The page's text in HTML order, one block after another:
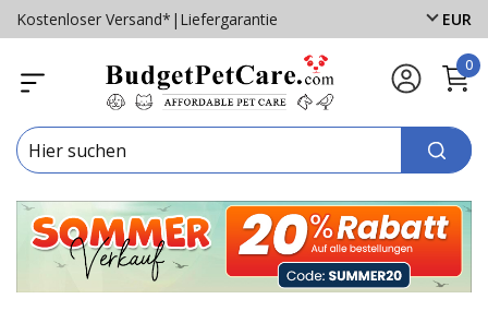
Kostenloser Versand* | Liefergarantie EUR
0